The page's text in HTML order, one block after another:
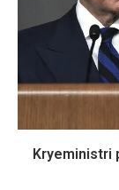
Kryeministri